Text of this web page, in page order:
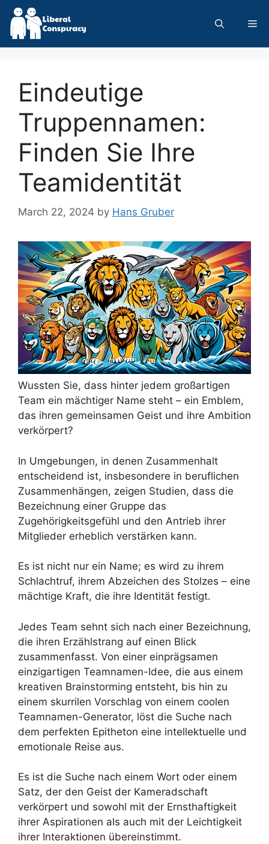
Skip
content
Eindeutige
Truppennamen:
Finden Sie Ihre
Teamidentität
March 22, 2024 by Hans Gruber
Wussten Sie, dass hinter jedem großartigen
Team ein mächtiger Name steht – ein Emblem,
das ihren gemeinsamen Geist und ihre Ambition
verkörpert?
In Umgebungen, in denen Zusammenhalt
entscheidend ist, insbesondere in beruflichen
Zusammenhängen, zeigen Studien, dass die
Bezeichnung einer Gruppe das
Zugehörigkeitsgefühl und den Antrieb ihrer
Mitglieder erheblich verstärken kann.
Es ist nicht nur ein Name; es wird zu ihrem
Schlachtruf, ihrem Abzeichen des Stolzes – eine
mächtige Kraft, die ihre Identität festigt.
Jedes Team sehnt sich nach einer Bezeichnung,
die ihren Erzählstrang auf einen Blick
zusammenfasst. Von einer einprägsamen
einzigartigen Teamnamen-Idee, die aus einem
kreativen Brainstorming entsteht, bis hin zu
einem skurrilen Vorschlag von einem coolen
Teamnamen-Generator, löst die Suche nach
dem perfekten Epitheton eine intellektuelle und
emotionale Reise aus.
Es ist die Suche nach einem Wort oder einem
Satz, der den Geist der Kameradschaft
verkörpert und sowohl mit der Ernsthaftigkeit
ihrer Aspirationen als auch mit der Leichtigkeit
ihrer Interaktionen übereinstimmt.